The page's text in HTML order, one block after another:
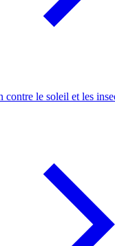
contre le soleil et les